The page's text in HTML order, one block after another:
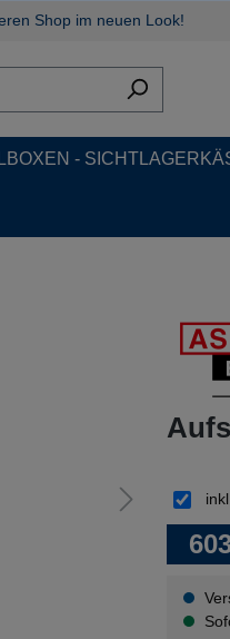
Shop im neuen Look!
-